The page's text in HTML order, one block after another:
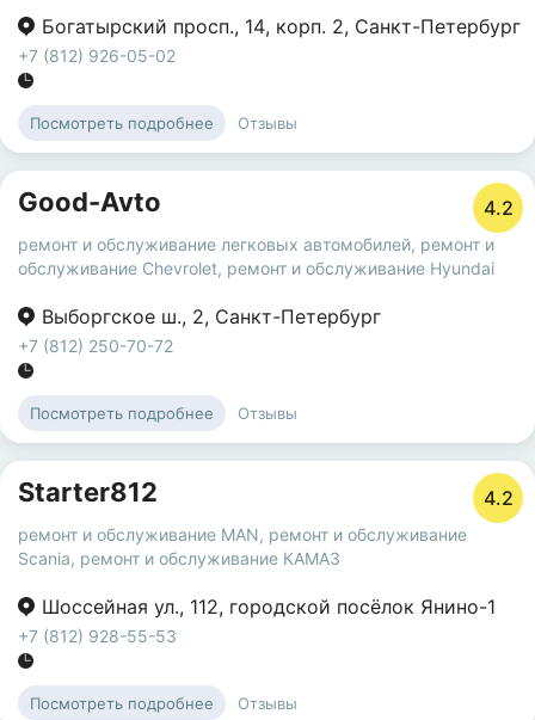
Богатырский просп., 14, корп. 2, Санкт-Петербург
+7 (812) 926-05-02
Посмотреть подробнее Отзывы
Good-Avto 4.2
ремонт и обслуживание легковых автомобилей, ремонт и
обслуживание Chevrolet, ремонт и обслуживание Hyundai
Выборгское ш., 2, Санкт-Петербург
+7 (812) 250-70-72
Посмотреть подробнее Отзывы
Starter812 4.2
ремонт и обслуживание MAN, ремонт и обслуживание
Scania, ремонт и обслуживание КАМАЗ
Шоссейная ул., 112, городской посёлок Янино-1
+7 (812) 928-55-53
Посмотреть подробнее Отзывы